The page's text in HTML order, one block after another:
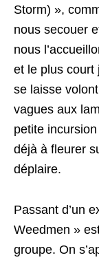
Storm) »,
nous secouer
nous
et le plus court
se laisse
vagues aux
petite
déjà à fleurer
déplaire.
Passant d’un
Weedmen »
groupe. On